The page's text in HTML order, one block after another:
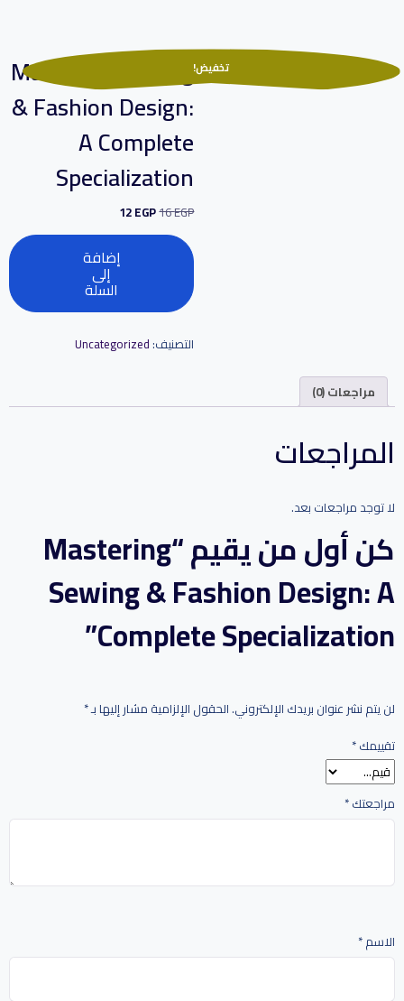
تخفيض!Mastering Sewing
& Fashion Design:
A Complete
Specialization
16EGP
12EGP
إضافة
إلى
السلة
التصنيف:Uncategorized
مراجعات (0)
المراجعات
لا توجد مراجعات بعد.
كن أول من يقيم “Mastering
Sewing & Fashion Design: A
Complete Specialization”
لن يتم نشر عنوان بريدك الإلكتروني.الحقول الإلزامية مشار إليها بـ*
تقييمك*
مراجعتك*
الاسم*